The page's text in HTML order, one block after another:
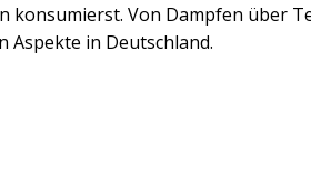
konsumierst. Von Dampfen über
in Deutschland.